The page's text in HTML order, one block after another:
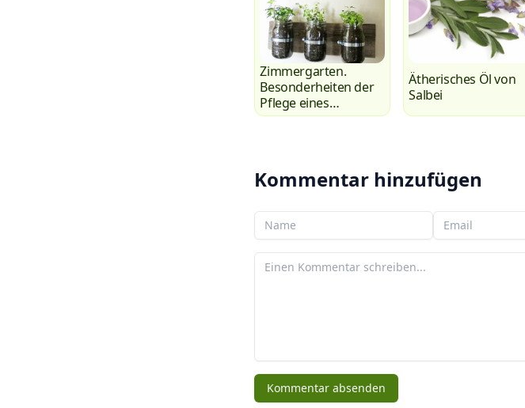
Zimmergarten.
Besonderheiten der
Pflege eines
Gemüsegartens auf
Ätherisches Öl von
Salbei
Kommentar hinzufügen
Ihr Name Ihre E-Mail
Ihr Kommentar
Kommentar absenden